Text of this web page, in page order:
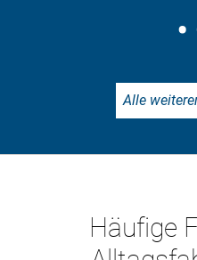
Alle
Häufige